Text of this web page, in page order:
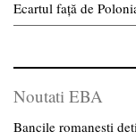
Ecartul față de
Noutati EBA
Bancile romanesti